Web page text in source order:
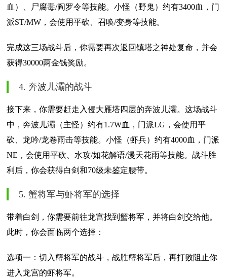
血）、尸腐毒/阎罗令等技能。小怪（野鬼）约有3400血，门
派ST/MW，会使用平砍、召唤/变身等技能。
完成这三场战斗后，你需要再次返回镇塔之神处复命，并会
获得30000两金钱奖励。
4. 奔波儿灞的战斗
接下来，你需要赶走入侵大雁塔四层的奔波儿灞。这场战斗
中，奔波儿灞（主怪）约有1.7W血，门派LG，会使用平
砍、龙吟/龙卷雨击等技能。小怪（虾兵）约有4000血，门派
NE，会使用平砍、水攻/如花解语/漫天花雨等技能。战斗胜
利后，你会获得白剑和70级未鉴定腰带。
5. 蟹将军与虾将军的选择
带着白剑，你需要前往龙宫找到蟹将军，并将白剑交给他。
此时，你会面临两个选择：
选项一：切入蟹将军的战斗，战胜蟹将军后，再打败阻止你
进入龙宫的虾将军。